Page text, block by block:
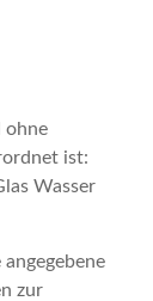
ohne
ist:
Wasser
zur